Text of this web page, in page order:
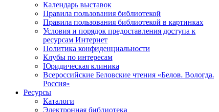
Календарь выставок
Правила пользования библиотекой
Правила пользования библиотекой в картинках
Условия и порядок предоставления доступа к
ресурсам Интернет
Политика конфиденциальности
Клубы по интересам
Юридическая клиника
Всероссийские Беловские чтения «Белов. Вологда.
Россия»
Ресурсы
Каталоги
Электронная библиотека